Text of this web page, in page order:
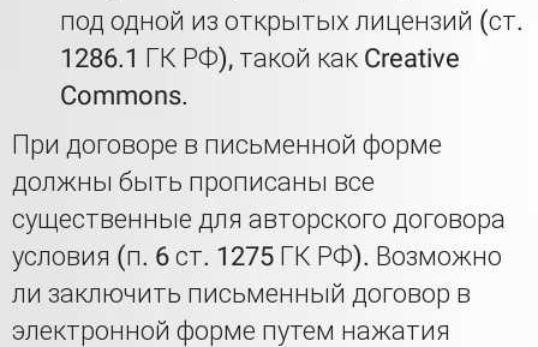
под одной из открытых лицензий (ст.
1286.1 ГК РФ), такой как Creative
Commons.
При договоре в письменной форме
должны быть прописаны все
существенные для авторского договора
условия (п. 6 ст. 1275 ГК РФ). Возможно
ли заключить письменный договор в
электронной форме путем нажатия